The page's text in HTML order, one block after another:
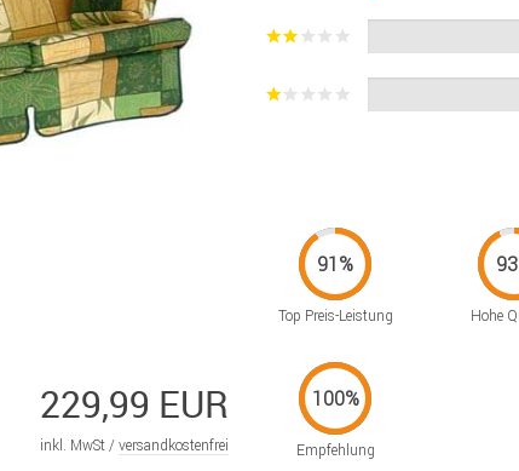
229,99 EUR
inkl. MwSt / versandkostenfrei
Top Preis-Leistung Hohe
Empfehlung